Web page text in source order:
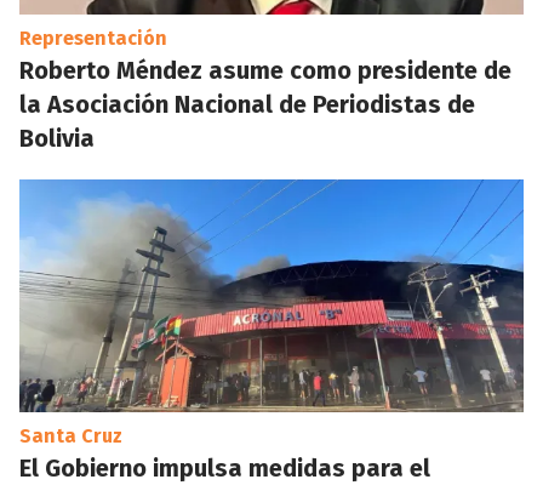
Representación
Roberto Méndez asume como presidente de
la Asociación Nacional de Periodistas de
Bolivia
Santa Cruz
El Gobierno impulsa medidas para el